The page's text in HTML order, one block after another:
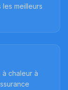
meilleurs
chaleur à